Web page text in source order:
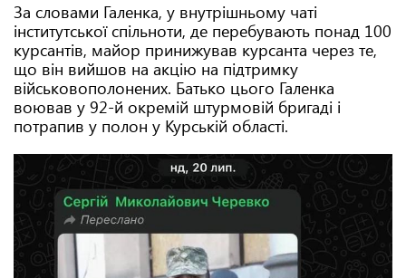
За словами Галенка, у внутрішньому чаті
інститутської спільноти, де перебувають понад 100
курсантів, майор принижував курсанта через те,
що він вийшов на акцію на підтримку
військовополонених. Батько цього Галенка
воював у 92-й окремій штурмовій бригаді і
потрапив у полон у Курській області.